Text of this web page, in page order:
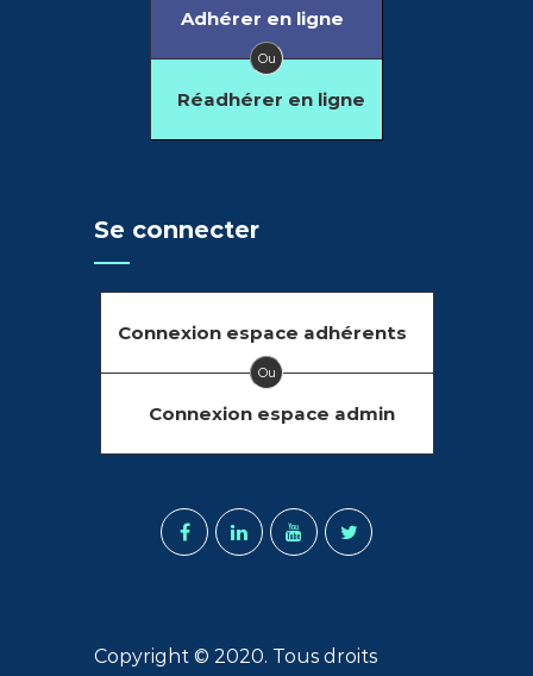
Adhérer en ligne
Ou
Réadhérer en ligne
Se connecter
Connexion espace adhérents
Ou
Connexion espace admin
Copyright © 2020. Tous droits